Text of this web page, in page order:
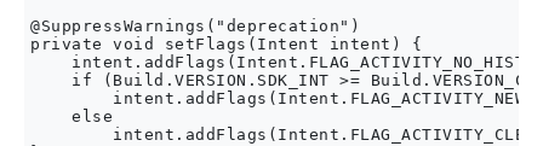
@SuppressWarnings("deprecation")
private void setFlags(Intent intent) {
if (Build.VERSION.SDK_INT >=
    else